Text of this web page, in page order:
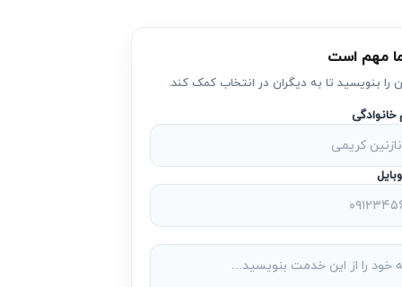
مقرون به صرفه دیگر امکان‌پذیر نباشد.
می‌رود.
بکاهد. همچنین ممکن است نشتی آب باعث
ظرفشویی پاکشوما است.
بالا رفتن قبض برق و افزایش استهلاک
مهم است
را بنویسید تا به دیگران در انتخاب کمک کند.
خانوادگی